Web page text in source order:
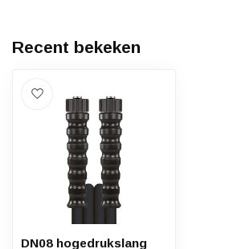
Recent bekeken
DN08 hogedrukslang